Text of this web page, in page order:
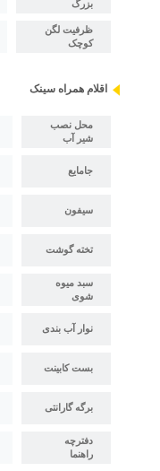
بزرگ
ظرفیت لگن
کوچک
اقلام همراه سینک
محل نصب
شیر آب
جامایع
سیفون
تخته گوشت
سبد میوه
شوی
نوار آب بندی
بست کابینت
برگه گارانتی
دفترچه
راهنما